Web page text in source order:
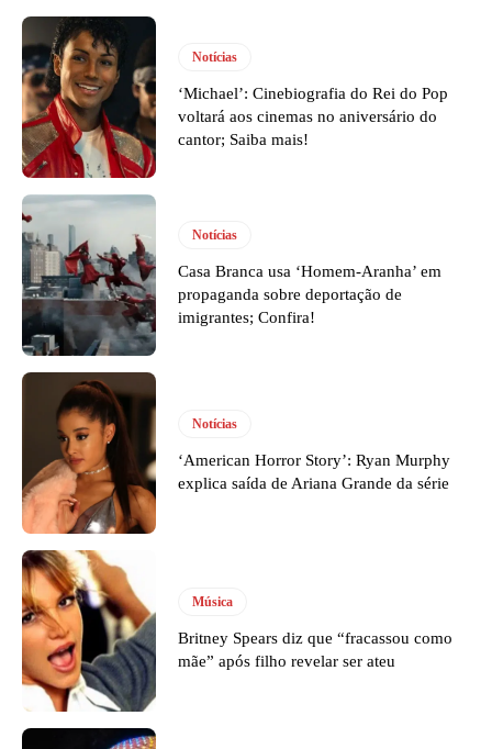
Notícias
‘Michael’: Cinebiografia do Rei do Pop
voltará aos cinemas no aniversário do
cantor; Saiba mais!
Notícias
Casa Branca usa ‘Homem-Aranha’ em
propaganda sobre deportação de
imigrantes; Confira!
Notícias
‘American Horror Story’: Ryan Murphy
explica saída de Ariana Grande da série
Música
Britney Spears diz que “fracassou como
mãe” após filho revelar ser ateu